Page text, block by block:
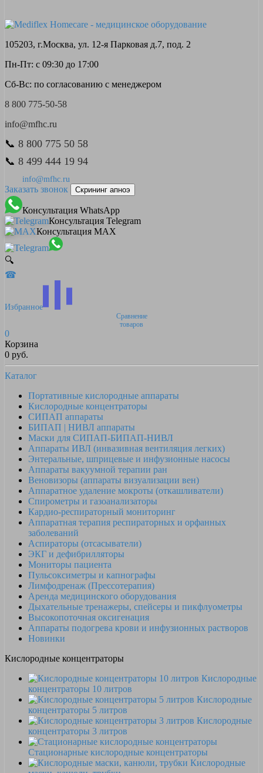
105203, г.Москва, ул. 12-я Парковая д.7, под. 2
Пн-Пт: с 09:30 до 17:00
Сб-Вс: по согласованию с менеджером
8 800 775-50-58
info@mfhc.ru
📞 8 800 775 50 58
📞 8 499 444 19 94
info@mfhc.ru
Заказать звонок Скрининг апноэ
Консультация WhatsApp
Консультация Telegram
Консультация MAX
🔍
☎
Избранное
Сравнение
товаров
0
Корзина
0 руб.
Каталог
Портативные кислородные аппараты
Кислородные концентраторы
СИПАП аппараты
БИПАП | НИВЛ аппараты
Маски для СИПАП-БИПАП-НИВЛ
Аппараты ИВЛ (инвазивная вентиляция легких)
Энтеральные, шприцевые и инфузионные насосы
Аппараты вакуумной терапии ран
Веновизоры (аппараты визуализации вен)
Аппаратное удаление мокроты (откашливатели)
Спирометры и газоанализаторы
Кардио-респираторный мониторинг
Аппаратная терапия респираторных и орфанных
заболеваний
Аспираторы (отсасыватели)
ЭКГ и дефибрилляторы
Мониторы пациента
Пульсоксиметры и капнографы
Лимфодренаж (Прессотерапия)
Аренда медицинского оборудования
Дыхательные тренажеры, спейсеры и пикфлуометры
Высокопоточная оксигенация
Аппараты подогрева крови и инфузионных растворов
Новинки
Кислородные концентраторы
Кислородные
концентраторы 10 литров
Кислородные
концентраторы 5 литров
Кислородные
концентраторы 3 литров
Стационарные кислородные концентраторы
Кислородные